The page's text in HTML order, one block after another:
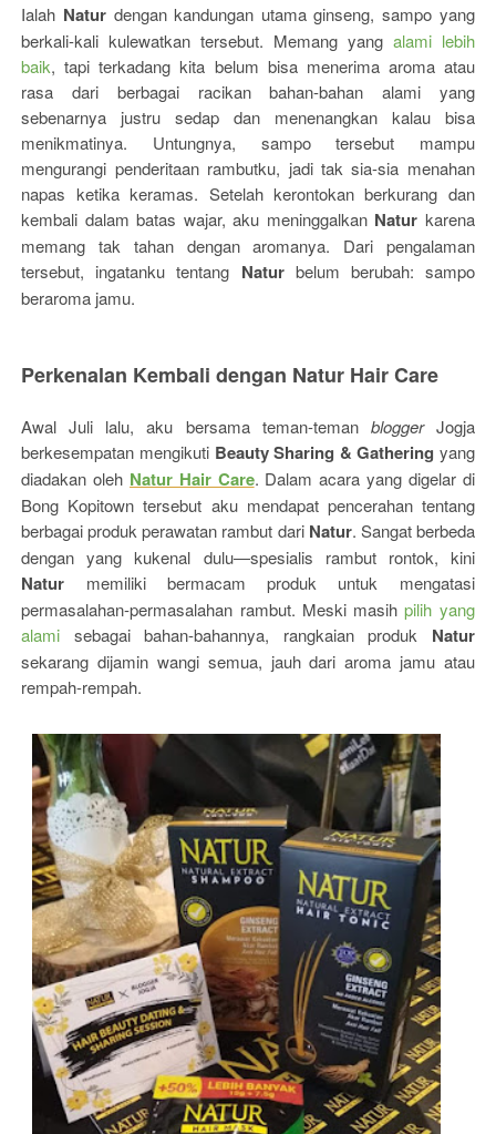
Ialah Natur dengan kandungan utama ginseng, sampo yang
berkali-kali kulewatkan tersebut. Memang yang alami lebih
baik, tapi terkadang kita belum bisa menerima aroma atau
rasa dari berbagai racikan bahan-bahan alami yang
sebenarnya justru sedap dan menenangkan kalau bisa
menikmatinya. Untungnya, sampo tersebut mampu
mengurangi penderitaan rambutku, jadi tak sia-sia menahan
napas ketika keramas. Setelah kerontokan berkurang dan
kembali dalam batas wajar, aku meninggalkan Natur karena
memang tak tahan dengan aromanya. Dari pengalaman
tersebut, ingatanku tentang Natur belum berubah: sampo
beraroma jamu.
Perkenalan Kembali dengan Natur Hair Care
Awal Juli lalu, aku bersama teman-teman blogger Jogja
berkesempatan mengikuti Beauty Sharing & Gathering yang
diadakan oleh Natur Hair Care. Dalam acara yang digelar di
Bong Kopitown tersebut aku mendapat pencerahan tentang
berbagai produk perawatan rambut dari Natur. Sangat berbeda
dengan yang kukenal dulu―spesialis rambut rontok, kini
Natur memiliki bermacam produk untuk mengatasi
permasalahan-permasalahan rambut. Meski masihpilih yang
alami sebagai bahan-bahannya, rangkaian produk Natur
sekarang dijamin wangi semua, jauh dari aroma jamu atau
rempah-rempah.